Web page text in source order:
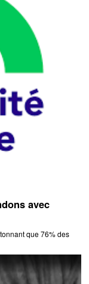
avec
que 76% des